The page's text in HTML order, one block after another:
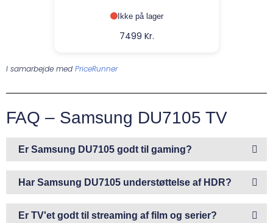
Ikke på lager
7499 Kr.
I samarbejde med PriceRunner
FAQ – Samsung DU7105 TV
Er Samsung DU7105 godt til gaming?
Har Samsung DU7105 understøttelse af HDR?
Er TV'et godt til streaming af film og serier?